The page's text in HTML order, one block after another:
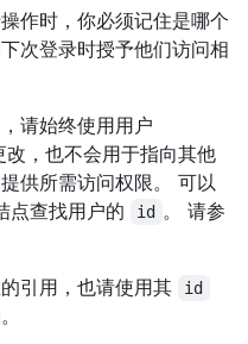
作时，你必须记住是哪个
次登录时授予他们访问相
请始终使用用户
，也不会用于指向其他
供所需访问权限。 可以
点查找用户的 id
。 请参
引用，也请使用其
id